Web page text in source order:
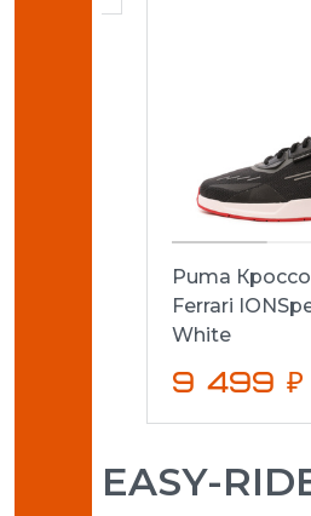
Puma
Ferrari
White
9 499 ₽
EASY-